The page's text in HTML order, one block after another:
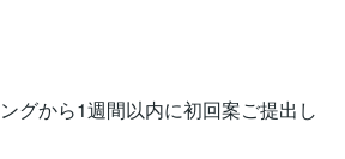
グから1週間以内に初回案ご提出し